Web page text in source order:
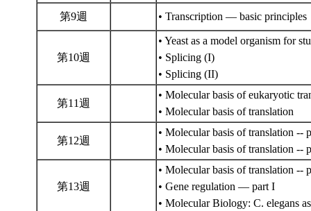
第9週 • Transcription — basic
第10週
• Yeast as a model organism for
• Splicing (I)
• Splicing (II)
第11週
• Molecular basis of eukaryotic
• Molecular basis of translation
第12週
• Molecular basis of translation --
• Molecular basis of translation --
第13週
• Molecular basis of translation --
• Gene regulation — part I
• Molecular Biology: C. elegans